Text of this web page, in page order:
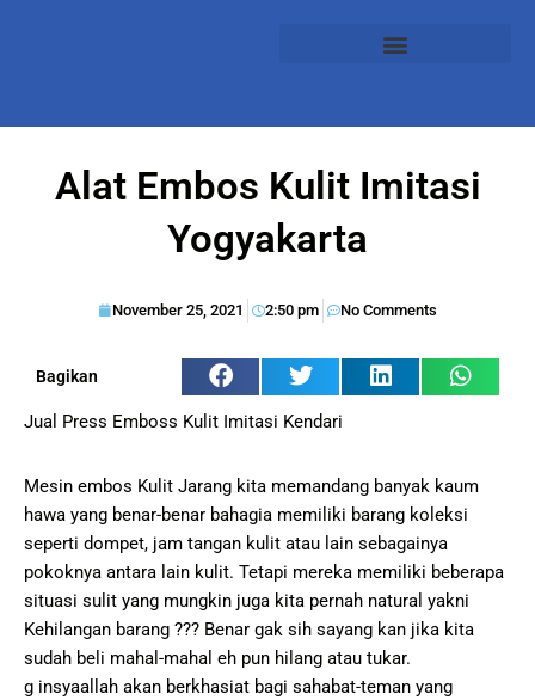
Alat Embos Kulit Imitasi
Yogyakarta
November 25, 2021 2:50 pm No Comments
Bagikan
Jual Press Emboss Kulit Imitasi Kendari
Mesin embos Kulit Jarang kita memandang banyak kaum
hawa yang benar-benar bahagia memiliki barang koleksi
seperti dompet, jam tangan kulit atau lain sebagainya
pokoknya antara lain kulit. Tetapi mereka memiliki beberapa
situasi sulit yang mungkin juga kita pernah natural yakni
Kehilangan barang ??? Benar gak sih sayang kan jika kita
sudah beli mahal-mahal eh pun hilang atau tukar.
g insyaallah akan berkhasiat bagi sahabat-teman yang